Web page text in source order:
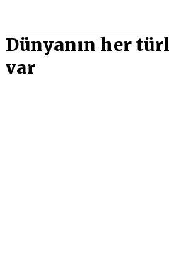
Dünyanın her
var